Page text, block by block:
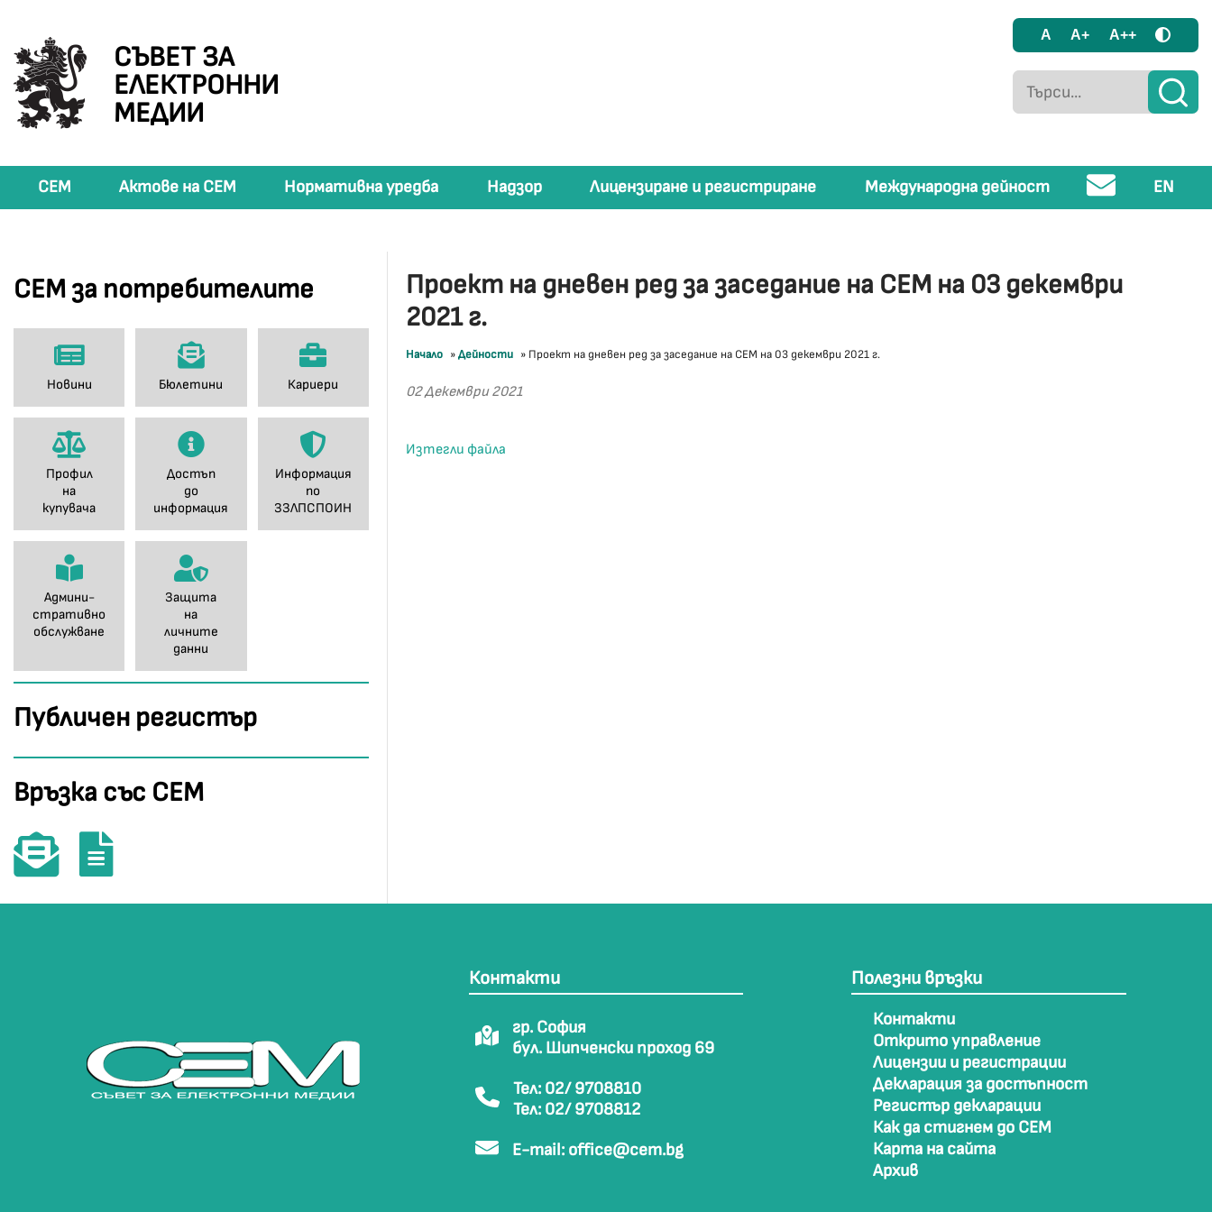
СЪВЕТ ЗА
ЕЛЕКТРОННИ
МЕДИИ
A A+ A++
СЕМ Актове на СЕМ Нормативна уредба Надзор Лицензиране и регистриране Международна дейност EN
СЕМ за потребителите
Новини Бюлетини Кариери
Профил
на
купувача
Достъп
до
информация
Информация
по
ЗЗЛПСПОИН
Админи-
стративно
обслужване
Защита
на
личните
данни
Публичен регистър
Връзка със СЕМ
Проект на дневен ред за заседание на СЕМ на 03 декември
2021 г.
Начало »Дейности » Проект на дневен ред за заседание на СЕМ на 03 декември 2021 г.
02 Декември 2021
Изтегли файла
Контакти
гр. София
бул. Шипченски проход 69
Тел: 02/ 9708810
Тел: 02/ 9708812
E-mail: office@cem.bg
Полезни връзки
Контакти
Открито управление
Лицензии и регистрации
Декларация за достъпност
Регистър декларации
Как да стигнем до СЕМ
Карта на сайта
Архив